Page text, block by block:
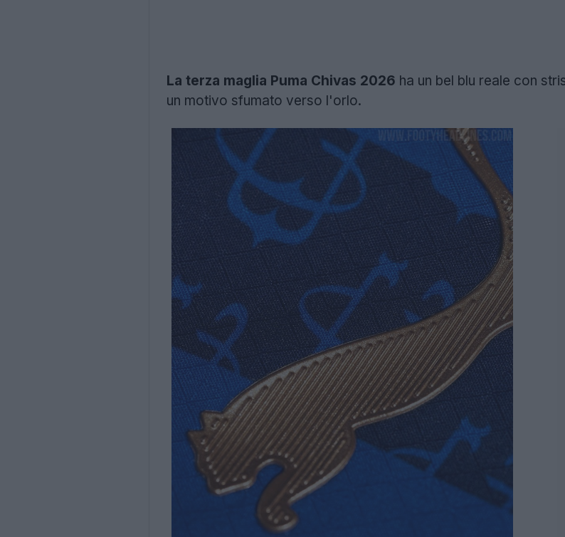
La terza maglia Puma Chivas 2026 ha un bel blu reale con
un motivo sfumato verso l'orlo.